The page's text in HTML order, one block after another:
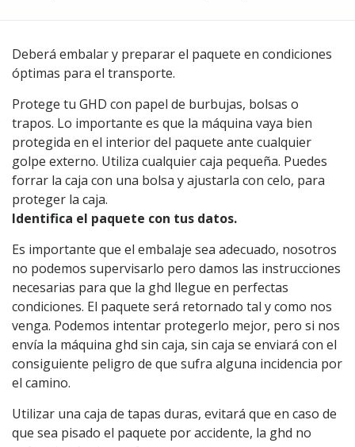
Deberá embalar y preparar el paquete en condiciones
óptimas para el transporte.
Protege tu GHD con papel de burbujas, bolsas o
trapos. Lo importante es que la máquina vaya bien
protegida en el interior del paquete ante cualquier
golpe externo. Utiliza cualquier caja pequeña. Puedes
forrar la caja con una bolsa y ajustarla con celo, para
proteger la caja.
Identifica el paquete con tus datos.
Es importante que el embalaje sea adecuado, nosotros
no podemos supervisarlo pero damos las instrucciones
necesarias para que la ghd llegue en perfectas
condiciones. El paquete será retornado tal y como nos
venga. Podemos intentar protegerlo mejor, pero si nos
envía la máquina ghd sin caja, sin caja se enviará con el
consiguiente peligro de que sufra alguna incidencia por
el camino.
Utilizar una caja de tapas duras, evitará que en caso de
que sea pisado el paquete por accidente, la ghd no